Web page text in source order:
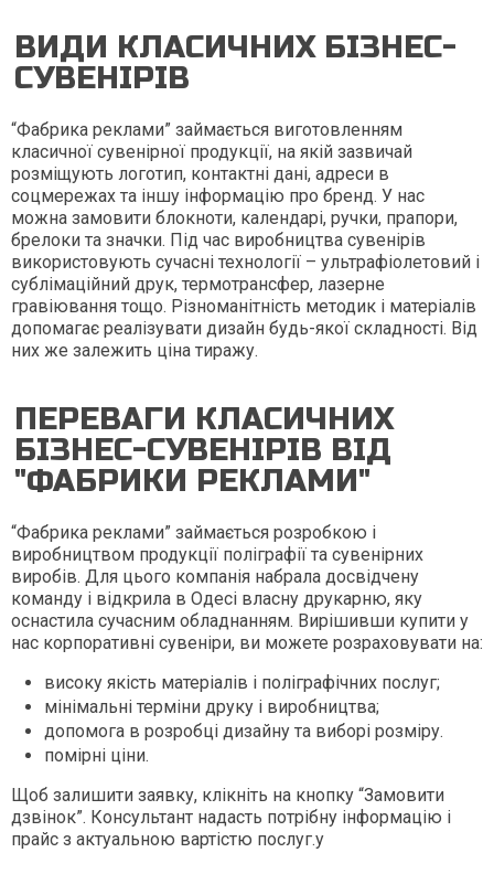
ВИДИ КЛАСИЧНИХ БІЗНЕС-
СУВЕНІРІВ
“Фабрика реклами” займається виготовленням
класичної сувенірної продукції, на якій зазвичай
розміщують логотип, контактні дані, адреси в
соцмережах та іншу інформацію про бренд. У нас
можна замовити блокноти, календарі, ручки, прапори,
брелоки та значки. Під час виробництва сувенірів
використовують сучасні технології – ультрафіолетовий і
сублімаційний друк, термотрансфер, лазерне
гравіювання тощо. Різноманітність методик і матеріалів
допомагає реалізувати дизайн будь-якої складності. Від
них же залежить ціна тиражу.
ПЕРЕВАГИ КЛАСИЧНИХ
БІЗНЕС-СУВЕНІРІВ ВІД
"ФАБРИКИ РЕКЛАМИ"
“Фабрика реклами” займається розробкою і
виробництвом продукції поліграфії та сувенірних
виробів. Для цього компанія набрала досвідчену
команду і відкрила в Одесі власну друкарню, яку
оснастила сучасним обладнанням. Вирішивши купити у
нас корпоративні сувеніри, ви можете розраховувати на:
високу якість матеріалів і поліграфічних послуг;
мінімальні терміни друку і виробництва;
допомога в розробці дизайну та виборі розміру.
помірні ціни.
Щоб залишити заявку, клікніть на кнопку “Замовити
дзвінок”. Консультант надасть потрібну інформацію і
прайс з актуальною вартістю послуг.у